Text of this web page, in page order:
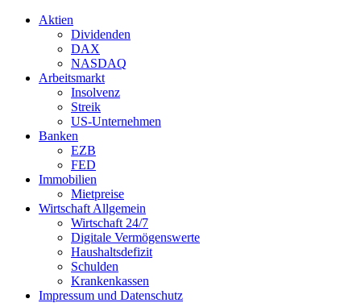
Aktien
Dividenden
DAX
NASDAQ
Arbeitsmarkt
Insolvenz
Streik
US-Unternehmen
Banken
EZB
FED
Immobilien
Mietpreise
Wirtschaft Allgemein
Wirtschaft 24/7
Digitale Vermögenswerte
Haushaltsdefizit
Schulden
Krankenkassen
Impressum und Datenschutz